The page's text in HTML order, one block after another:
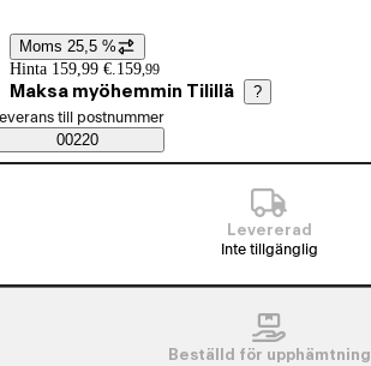
Prisinformation
Moms 25,5 %
Hinta 159,99 €. 159,99
Maksa myöhemmin Tilillä ?
Saatavuustiedot
beställningssätt
till postnummer
00220
Levererad
Inte tillgänglig
Beställd för upphämtning